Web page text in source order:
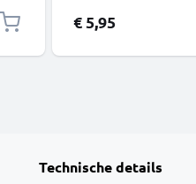
€ 5,95
Technische details